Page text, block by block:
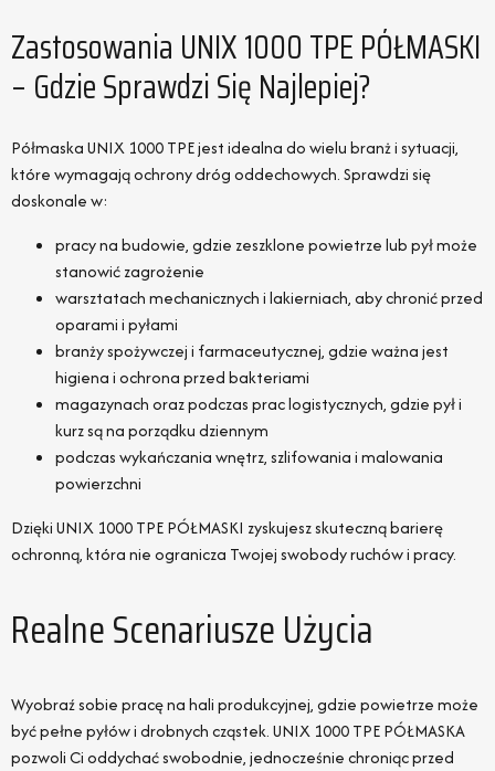
Zastosowania UNIX 1000 TPE PÓŁMASKI
– Gdzie Sprawdzi Się Najlepiej?
Półmaska UNIX 1000 TPE jest idealna do wielu branż i sytuacji,
które wymagają ochrony dróg oddechowych. Sprawdzi się
doskonale w:
pracy na budowie, gdzie zeszklone powietrze lub pył może
stanowić zagrożenie
warsztatach mechanicznych i lakierniach, aby chronić przed
oparami i pyłami
branży spożywczej i farmaceutycznej, gdzie ważna jest
higiena i ochrona przed bakteriami
magazynach oraz podczas prac logistycznych, gdzie pył i
kurz są na porządku dziennym
podczas wykańczania wnętrz, szlifowania i malowania
powierzchni
Dzięki UNIX 1000 TPE PÓŁMASKI zyskujesz skuteczną barierę
ochronną, która nie ogranicza Twojej swobody ruchów i pracy.
Realne Scenariusze Użycia
Wyobraź sobie pracę na hali produkcyjnej, gdzie powietrze może
być pełne pyłów i drobnych cząstek. UNIX 1000 TPE PÓŁMASKA
pozwoli Ci oddychać swobodnie, jednocześnie chroniąc przed